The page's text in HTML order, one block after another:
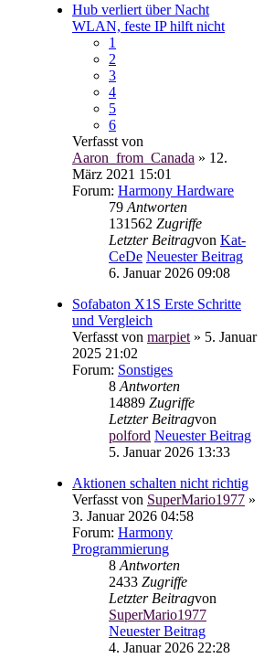
Hub verliert über Nacht
WLAN, feste IP hilft nicht
1
2
3
4
5
6
Verfasst von
Aaron_from_Canada » 12.
März 2021 15:01
Forum: Harmony Hardware
79 Antworten
131562 Zugriffe
Letzter Beitragvon Kat-
CeDe Neuester Beitrag
6. Januar 2026 09:08
Sofabaton X1S Erste Schritte
und Vergleich
Verfasst von marpiet » 5. Januar
2025 21:02
Forum: Sonstiges
8 Antworten
14889 Zugriffe
Letzter Beitragvon
polford Neuester Beitrag
5. Januar 2026 13:33
Aktionen schalten nicht richtig
Verfasst von SuperMario1977 »
3. Januar 2026 04:58
Forum: Harmony
Programmierung
8 Antworten
2433 Zugriffe
Letzter Beitragvon
SuperMario1977
Neuester Beitrag
4. Januar 2026 22:28